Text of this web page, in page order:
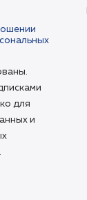
для
и